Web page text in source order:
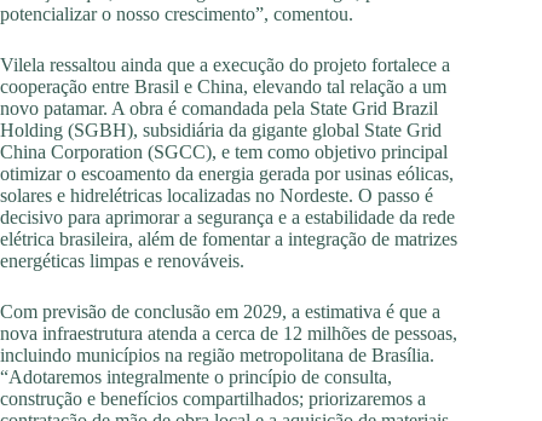
potencializar o nosso crescimento”, comentou.
Vilela ressaltou ainda que a execução do projeto fortalece a
cooperação entre Brasil e China, elevando tal relação a um
novo patamar. A obra é comandada pela State Grid Brazil
Holding (SGBH), subsidiária da gigante global State Grid
China Corporation (SGCC), e tem como objetivo principal
otimizar o escoamento da energia gerada por usinas eólicas,
solares e hidrelétricas localizadas no Nordeste. O passo é
decisivo para aprimorar a segurança e a estabilidade da rede
elétrica brasileira, além de fomentar a integração de matrizes
energéticas limpas e renováveis.
Com previsão de conclusão em 2029, a estimativa é que a
nova infraestrutura atenda a cerca de 12 milhões de pessoas,
incluindo municípios na região metropolitana de Brasília.
“Adotaremos integralmente o princípio de consulta,
construção e benefícios compartilhados; priorizaremos a